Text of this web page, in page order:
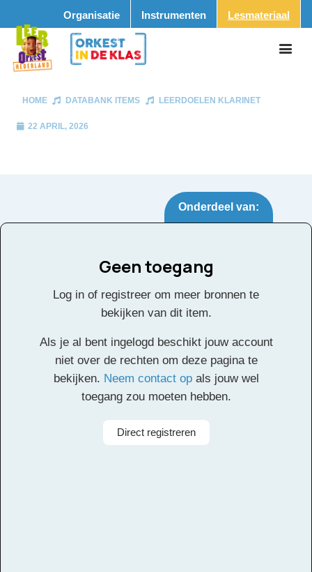
Organisatie Instrumenten Lesmateriaal
HOME DATABANK ITEMS LEERDOELEN KLARINET
22 APRIL, 2026
Onderdeel van:
Leerdoelen klarinet
document ishierals word-bestand te downloaden. Voor
meer informatie over hoe deze formulieren worden
ingevuld, mail naar orkestindeklas@leerorkest.nl
Geen toegang
Log in of registreer om meer bronnen te
bekijken van dit item.
Als je al bent ingelogd beschikt jouw account
niet over de rechten om deze pagina te
bekijken. Neem contact opals jouw wel
toegang zou moeten hebben.
Direct registreren